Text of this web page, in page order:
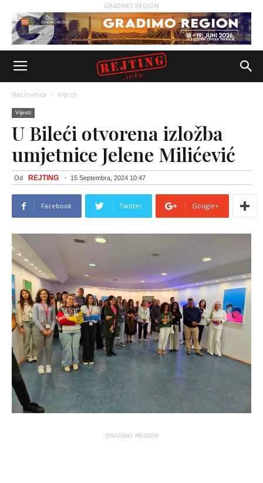
GRADIMO REGION
Naslovnica Vijesti
Vijesti
U Bileći otvorena izložba
umjetnice Jelene Milićević
Od REJTING - 15 Septembra, 2024 10:47
Facebook Twitter Google+
GRADIMO REGION